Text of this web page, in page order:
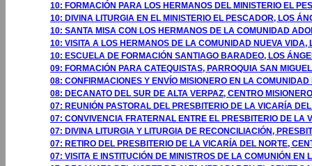
10: FORMACIÓN PARA LOS HERMANOS DEL MINISTERIO EL
10: DIVINA LITURGIA EN EL MINISTERIO EL PESCADOR, LOS
10: SANTA MISA CON LOS HERMANOS DE LA COMUNIDAD
10: VISITA A LOS HERMANOS DE LA COMUNIDAD NUEVA VIDA,
10: ESCUELA DE FORMACIÓN SANTIAGO BARADEO, LOS
09: FORMACIÓN PARA CATEQUISTAS, PARROQUIA SAN
08: CONFIRMACIONES Y ENVÍO MISIONERO EN LA
08: DECANATO DEL SUR DE ALTA VERPAZ, CENTRO
07: REUNIÓN PASTORAL DEL PRESBITERIO DE LA VICARÍA
07: CONVIVENCIA FRATERNAL ENTRE EL PRESBITERIO DE LA
07: DIVINA LITURGIA Y LITURGIA DE RECONCILIACIÓN,
07: RETIRO DEL PRESBITERIO DE LA VICARÍA DEL NORTE,
07: VISITA E INSTITUCIÓN DE MINISTROS DE LA COMUNIÓN